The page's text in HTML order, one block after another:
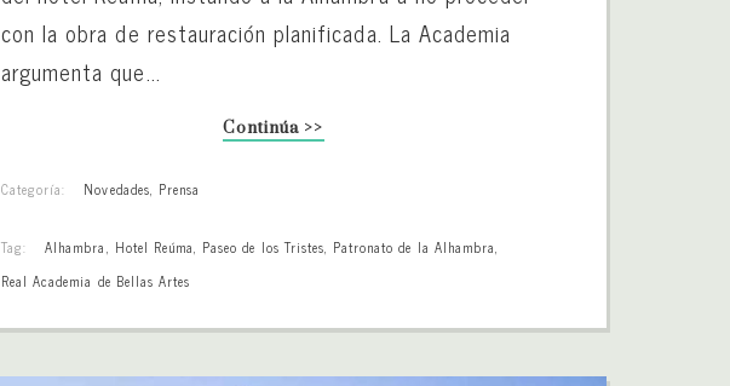
con la obra de restauración planificada. La Academia
argumenta que...
Continúa >>
Categoría: Novedades, Prensa
Tag: Alhambra, Hotel Reúma, Paseo de los Tristes, Patronato de la Alhambra,
Real Academia de Bellas Artes